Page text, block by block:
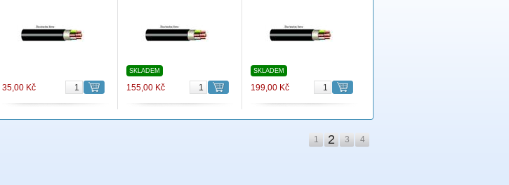
35,00 Kč
SKLADEM
155,00 Kč
SKLADEM
199,00 Kč
1 2 3 4